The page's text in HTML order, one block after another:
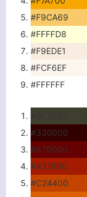
#F9CA69
#FFFFD8
#F9EDE1
#FCF6EF
#FFFFFF
#330000
#670000
#A31B00
#C24400